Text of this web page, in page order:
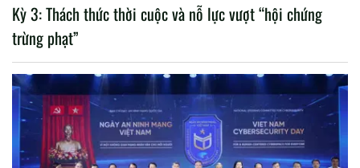
Kỳ 3: Thách thức thời cuộc và nỗ lực vượt “hội chứng
trừng phạt”